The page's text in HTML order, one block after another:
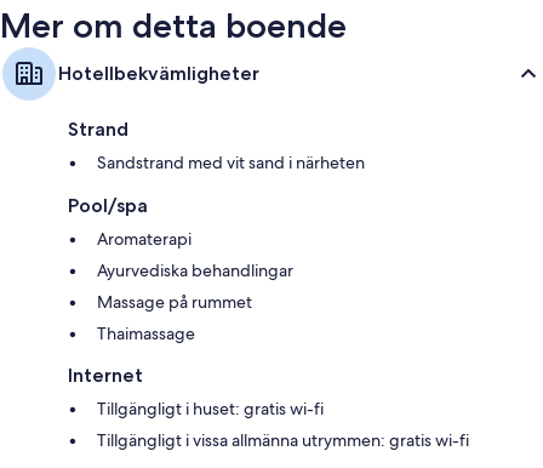
Mer om detta boende
Hotellbekvämligheter
Strand
Sandstrand med vit sand i närheten
Pool/spa
Aromaterapi
Ayurvediska behandlingar
Massage på rummet
Thaimassage
Internet
Tillgängligt i huset: gratis wi-fi
Tillgängligt i vissa allmänna utrymmen: gratis wi-fi